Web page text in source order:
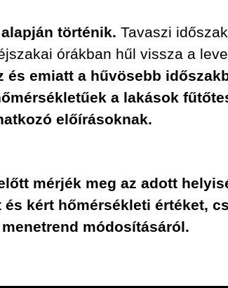
történik. Tavaszi
órákban hűl vissza a
emiatt a hűvösebb
a lakások
előírásoknak.
mérjék meg az adott
kért hőmérsékleti értéket,
módosításáról.